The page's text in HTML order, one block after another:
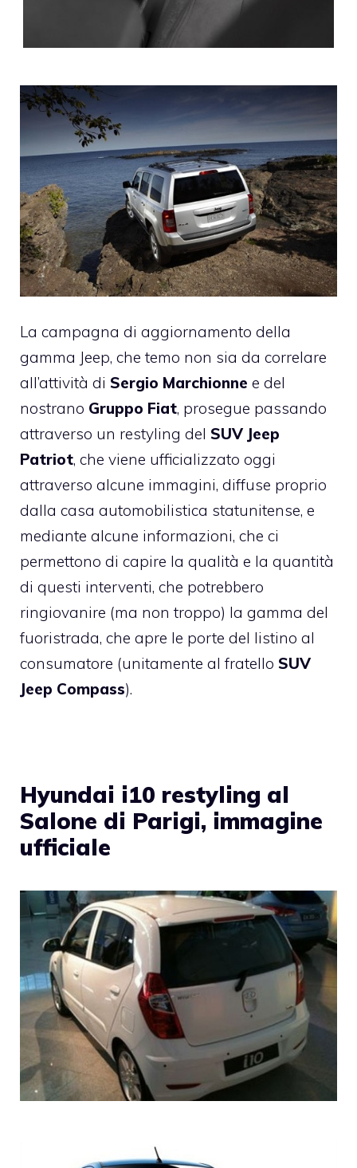
La campagna di aggiornamento della
gamma Jeep, che temo non sia da correlare
all’attività di Sergio Marchionne e del
nostrano Gruppo Fiat, prosegue passando
attraverso un restyling del SUV Jeep
Patriot, che viene ufficializzato oggi
attraverso alcune immagini, diffuse proprio
dalla casa automobilistica statunitense, e
mediante alcune informazioni, che ci
permettono di capire la qualità e la quantità
di questi interventi, che potrebbero
ringiovanire (ma non troppo) la gamma del
fuoristrada, che apre le porte del listino al
consumatore (unitamente al fratello SUV
Jeep Compass).
Hyundai i10 restyling al
Salone di Parigi, immagine
ufficiale